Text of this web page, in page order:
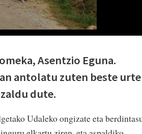
Asentzio Eguna.
antolatu zuten beste urte
dute.
Udaleko ongizate eta